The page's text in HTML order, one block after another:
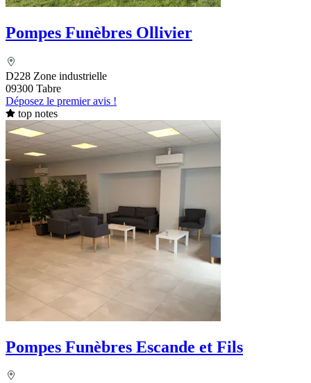
Pompes Funèbres Ollivier
D228 Zone industrielle
09300 Tabre
Déposez le premier avis !
top notes
Pompes Funèbres Escande et Fils